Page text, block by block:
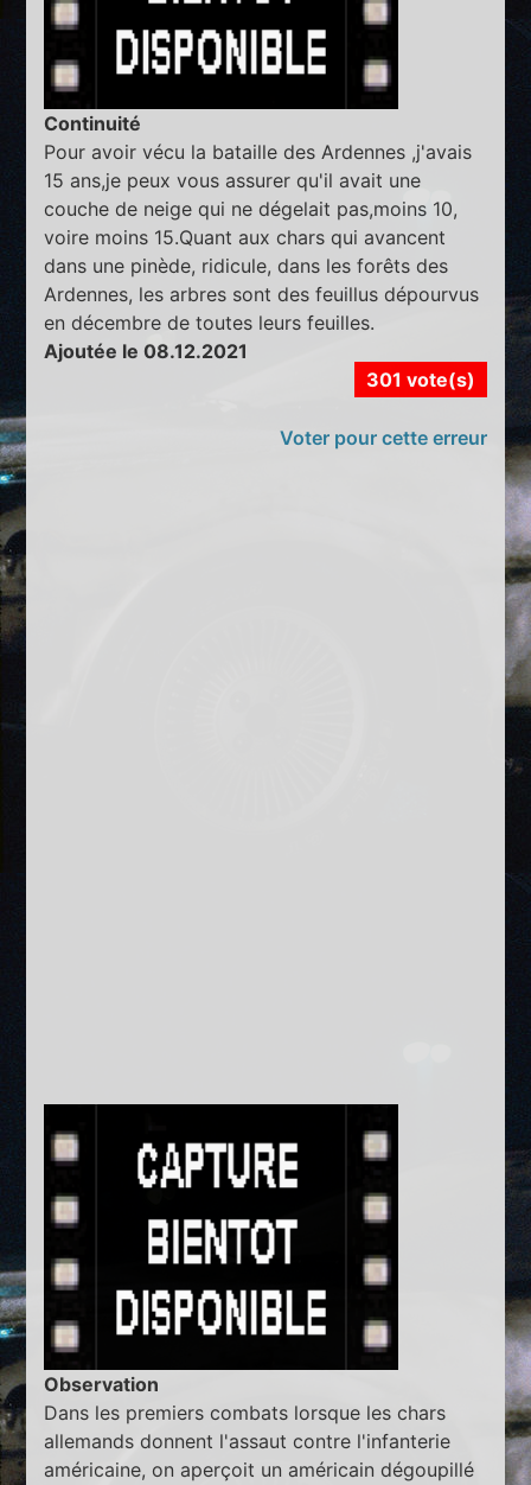
Continuité
Pour avoir vécu la bataille des Ardennes ,j'avais
15 ans,je peux vous assurer qu'il avait une
couche de neige qui ne dégelait pas,moins 10,
voire moins 15.Quant aux chars qui avancent
dans une pinède, ridicule, dans les forêts des
Ardennes, les arbres sont des feuillus dépourvus
en décembre de toutes leurs feuilles.
Ajoutée le 08.12.2021
301 vote(s)
Voter pour cette erreur
Observation
Dans les premiers combats lorsque les chars
allemands donnent l'assaut contre l'infanterie
américaine, on aperçoit un américain dégoupillé